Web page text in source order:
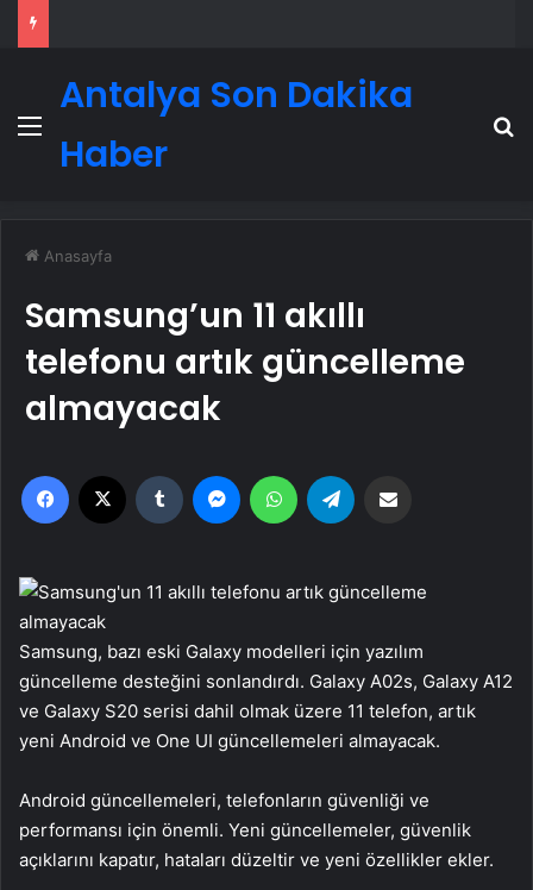
Menü
Antalya Son Dakika
Haber
Anasayfa
Samsung’un 11 akıllı
telefonu artık güncelleme
almayacak
Facebook Tumblr MessengerWhatsApp
Samsung, bazı eski Galaxy modelleri için yazılım
güncelleme desteğini sonlandırdı. Galaxy A02s, Galaxy A12
ve Galaxy S20 serisi dahil olmak üzere 11 telefon, artık
yeni Android ve One UI güncellemeleri almayacak.
Android güncellemeleri, telefonların güvenliği ve
performansı için önemli. Yeni güncellemeler, güvenlik
açıklarını kapatır, hataları düzeltir ve yeni özellikler ekler.